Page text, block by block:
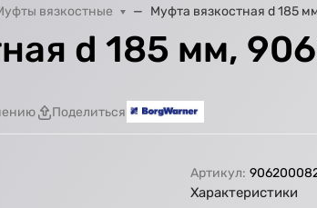
вязкостные Муфта вязкостная d 185
d 185 мм,
Поделиться
Артикул:
Характеристики